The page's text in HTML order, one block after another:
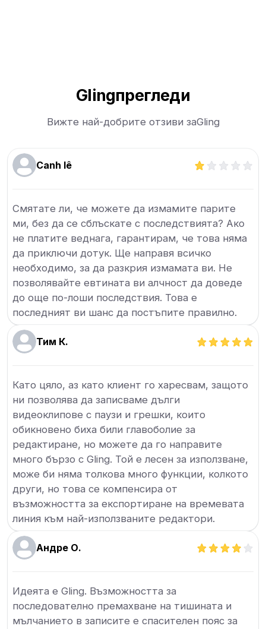
Glingпрегледи
Вижте най-добрите отзиви заGling
Canh lê
Смятате ли, че можете да измамите парите
ми, без да се сблъскате с последствията? Ако
не платите веднага, гарантирам, че това няма
да приключи дотук. Ще направя всичко
необходимо, за да разкрия измамата ви. Не
позволявайте евтината ви алчност да доведе
до още по-лоши последствия. Това е
последният ви шанс да постъпите правилно.
Тим К.
Като цяло, аз като клиент го харесвам, защото
ни позволява да записваме дълги
видеоклипове с паузи и грешки, които
обикновено биха били главоболие за
редактиране, но можете да го направите
много бързо с Gling. Той е лесен за използване,
може би няма толкова много функции, колкото
други, но това се компенсира от
възможността за експортиране на времевата
линия към най-използваните редактори.
Андре О.
Идеята е Gling. Възможността за
последователно премахване на тишината и
мълчанието в записите е спасителен пояс за